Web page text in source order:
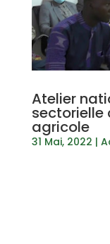
Atelier
sectorielle
agricole
31 Mai, 2022 |